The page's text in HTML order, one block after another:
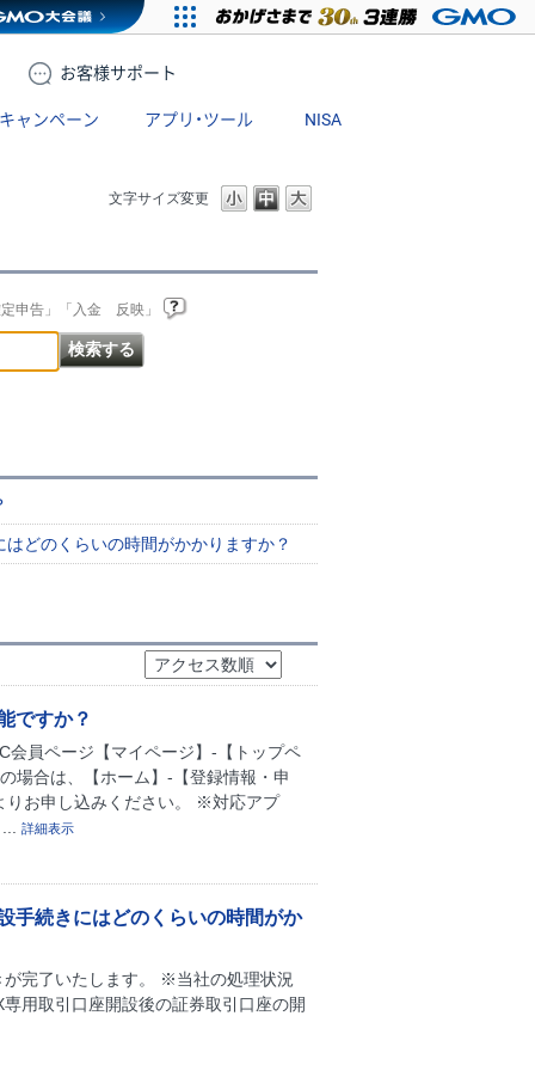
お客様サポート
キャンペーン アプリ・ツール NISA
文字サイズ変更
申告」「入金 反映」
どのくらいの時間がかかりますか？
ですか？
員ページ【マイページ】-【トップペ
場合は、【ホーム】-【登録情報・申
りお申し込みください。 ※対応アプ
詳細表示
手続きにはどのくらいの時間がか
完了いたします。 ※当社の処理状況
用取引口座開設後の証券取引口座の開